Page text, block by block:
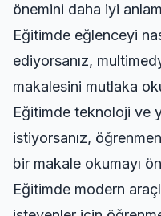
önemini daha iyi
Eğitimde eğlenceyi
ediyorsanız,
makalesini mutlaka
Eğitimde teknoloji ve
istiyorsanız,
bir makale okumayı
Eğitimde modern